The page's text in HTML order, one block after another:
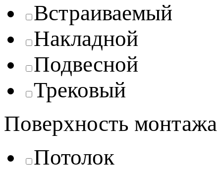
Встраиваемый
Накладной
Подвесной
Трековый
Поверхность монтажа
Потолок